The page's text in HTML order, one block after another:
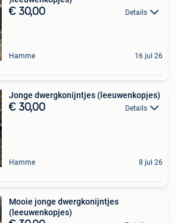
€ 30,00 Details
Hamme 16 jul 26
Jonge dwergkonijntjes (leeuwenkopjes)
€ 30,00 Details
Hamme 8 jul 26
Mooie jonge dwergkonijntjes
(leeuwenkopjes)